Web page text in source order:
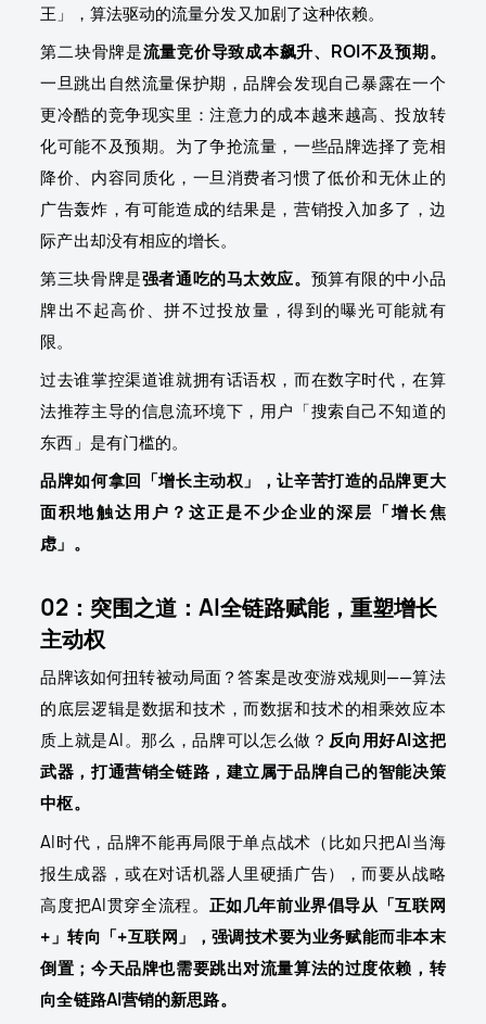
王」，算法驱动的流量分发又加剧了这种依赖。
第二块骨牌是流量竞价导致成本飙升、ROI不及预期。
一旦跳出自然流量保护期，品牌会发现自己暴露在一个
更冷酷的竞争现实里：注意力的成本越来越高、投放转
化可能不及预期。为了争抢流量，一些品牌选择了竞相
降价、内容同质化，一旦消费者习惯了低价和无休止的
广告轰炸，有可能造成的结果是，营销投入加多了，边
际产出却没有相应的增长。
第三块骨牌是强者通吃的马太效应。 预算有限的中小品
牌出不起高价、拼不过投放量，得到的曝光可能就有
限。
过去谁掌控渠道谁就拥有话语权，而在数字时代，在算
法推荐主导的信息流环境下，用户「搜索自己不知道的
东西」是有门槛的。
品牌如何拿回「增长主动权」，让辛苦打造的品牌更大
面积地触达用户？这正是不少企业的深层「增长焦
虑」。
02：突围之道：AI全链路赋能，重塑增长
主动权
品牌该如何扭转被动局面？答案是改变游戏规则——算法
的底层逻辑是数据和技术，而数据和技术的相乘效应本
质上就是AI。那么，品牌可以怎么做？ 反向用好AI这把
武器，打通营销全链路，建立属于品牌自己的智能决策
中枢。
AI时代，品牌不能再局限于单点战术（比如只把AI当海
报生成器，或在对话机器人里硬插广告），而要从战略
高度把AI贯穿全流程。 正如几年前业界倡导从「互联网
+」转向「+互联网」，强调技术要为业务赋能而非本末
倒置；今天品牌也需要跳出对流量算法的过度依赖，转
向全链路AI营销的新思路。